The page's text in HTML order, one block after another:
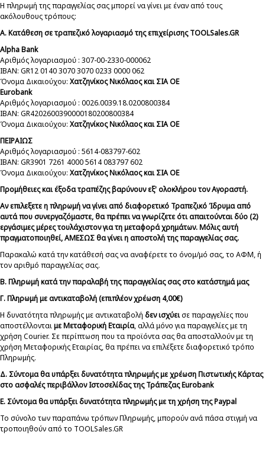
Η πληρωμή της παραγγελίας σας μπορεί να γίνει με έναν από τους
ακόλουθους τρόπους:
A. Κατάθεση σε τραπεζικό λογαριασμό της επιχείρισης TOOLSales.GR
Alpha Bank
Αριθμός λογαριασμού : 307-00-2330-000062
IBAN: GR12 0140 3070 3070 0233 0000 062
Όνομα Δικαιούχου: Χατζηνίκος Νικόλαος και ΣΙΑ ΟΕ
Eurobank
Αριθμός λογαριασμού : 0026.0039.18.0200800384
IBAN: GR4202600390000180200800384
Όνομα Δικαιούχου: Χατζηνίκος Νικόλαος και ΣΙΑ ΟΕ
ΠΕΙΡΑΙΩΣ
Αριθμός λογαριασμού : 5614-083797-602
IBAN: GR3901 7261 4000 5614 083797 602
Όνομα Δικαιούχου: Χατζηνίκος Νικόλαος και ΣΙΑ ΟΕ
Προμήθειες και έξοδα τραπέζης βαρύνουν εξ' ολοκλήρου τον Αγοραστή.
Αν επιλεξετε η πληρωμή να γίνει από διαφορετικό Τραπεζικό Ίδρυμα από
αυτά που συνεργαζόμαστε, θα πρέπει να γνωρίζετε ότι απαιτούνται δύο (2)
εργάσιμες μέρες τουλάχιστον για τη μεταφορά χρημάτων. Μόλις αυτή
πραγματοποιηθεί, ΑΜΕΣΩΣ θα γίνει η αποστολή της παραγγελίας σας.
Παρακαλώ κατά την κατάθεσή σας να αναφέρετε το όνομ/μό σας, το ΑΦΜ, ή
τον αριθμό παραγγελίας σας.
B. Πληρωμή κατά την παραλαβή της παραγγελίας σας στο κατάστημά μας
Γ. Πληρωμή με αντικαταβολή (επιπλέον χρέωση 4,00€)
Η δυνατότητα πληρωμής με αντικαταβολή δεν ισχύεισε παραγγελίες που
αποστέλλονταιμε Μεταφορική Εταιρία, αλλά μόνο για παραγγελίες με τη
χρήση Courier. Σε περίπτωση που τα προϊόντα σας θα αποσταλλούν με τη
χρήση Μεταφορικής Εταιρίας, θα πρέπει να επιλέξετε διαφορετικό τρόπο
Πληρωμής.
Δ. Σύντομα θα υπάρξει δυνατότητα πληρωμής με χρέωση Πιστωτικής Κάρτας
στο ασφαλές περιβάλλον Ιστοσελίδας της Τράπεζας Eurobank
Ε. Σύντομα θα υπάρξει δυνατότητα πληρωμής με τη χρήση της Paypal
Το σύνολο των παραπάνω τρόπων Πληρωμής, μπορούν ανά πάσα στιγμή να
τροποιηθούν από το TOOLSales.GR